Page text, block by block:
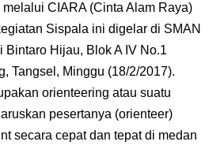
CIARA (Cinta Alam Raya)
Sispala ini digelar di SMAN
Bintaro Hijau, Blok A IV No.1
Tangsel, Minggu (18/2/2017).
orienteering atau suatu
pesertanya (orienteer)
secara cepat dan tepat di medan